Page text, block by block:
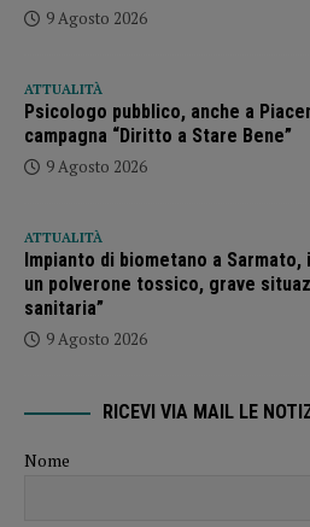
9 Agosto 2026
ATTUALITÀ
Psicologo pubblico, anche a
campagna “Diritto a Stare Bene”
9 Agosto 2026
ATTUALITÀ
Impianto di biometano a
un polverone tossico, grave
sanitaria”
9 Agosto 2026
RICEVI VIA MAIL LE
Nome